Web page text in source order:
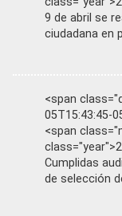
9 de abril se
ciudadana en
<span
05T15:43:45-
<span
Cumplidas
de selección